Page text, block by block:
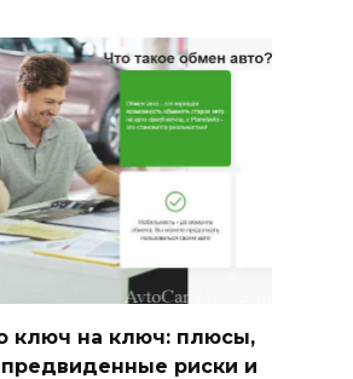
ключ на ключ: плюсы,
риски и